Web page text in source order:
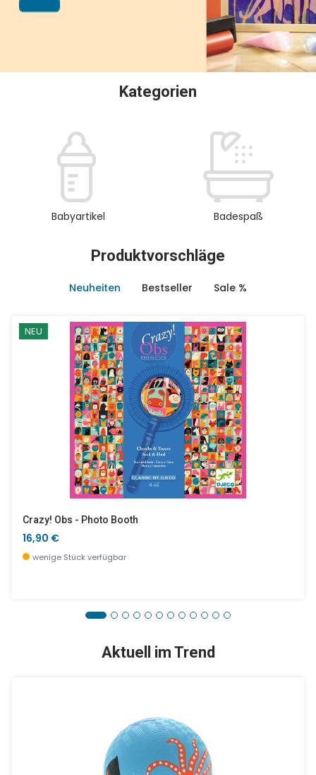
Kategorien
Babyartikel Badespaß
Produktvorschläge
Neuheiten Bestseller Sale %
NEU
Crazy! Obs - Photo Booth
16,90 €
wenige Stück verfügbar
Aktuell im Trend